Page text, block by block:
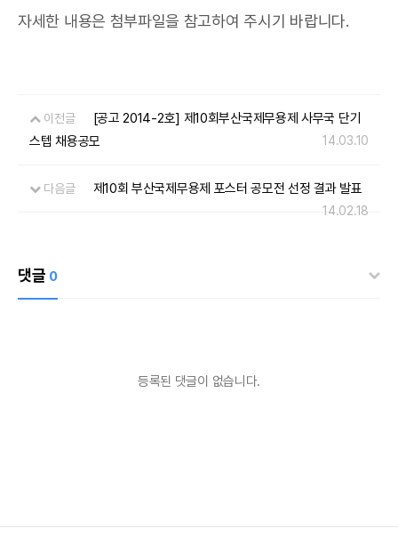
자세한 내용은 첨부파일을 참고하여 주시기 바랍니다.
이전글
[공고 2014-2호] 제10회부산국제무용제 사무국 단기
스텝 채용공모
14.03.10
다음글 제10회 부산국제무용제 포스터 공모전 선정 결과 발표
14.02.18
댓글 0
등록된 댓글이 없습니다.